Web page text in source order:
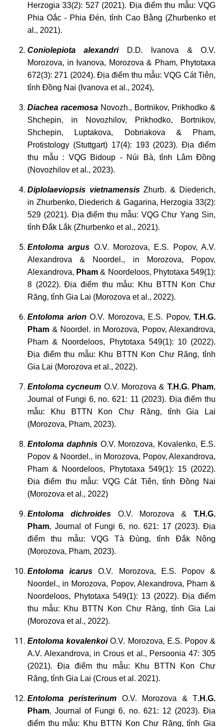
Herzogia 33(2): 527 (2021). Địa điểm thu mẫu: VQG
Phia Oắc - Phia Đén, tỉnh Cao Bằng (Zhurbenko et
al., 2021).
Coniolepiota alexandriD.D. Ivanova & O.V.
Morozova, in Ivanova, Morozova & Pham, Phytotaxa
672(3): 271 (2024). Địa điểm thu mẫu: VQG Cát Tiên,
tỉnh Đồng Nai (Ivanova et al., 2024),
Diachea racemosa Novozh., Bortnikov, Prikhodko &
Shchepin, in Novozhilov, Prikhodko, Bortnikov,
Shchepin, Luptakova, Dobriakova & Pham,
Protistology (Stuttgart) 17(4): 193 (2023). Địa điểm
thu mẫu : VQG Bidoup - Núi Bà, tỉnh Lâm Đồng
(Novozhilov et al., 2023).
Diplolaeviopsis vietnamensisZhurb. & Diederich,
in Zhurbenko, Diederich & Gagarina, Herzogia 33(2):
529 (2021). Địa điểm thu mẫu: VQG Chư Yang Sin,
tỉnh Đắk Lắk (Zhurbenko et al., 2021).
Entoloma argus O.V. Morozova, E.S. Popov, A.V.
Alexandrova & Noordel., in Morozova, Popov,
Alexandrova, Pham & Noordeloos, Phytotaxa 549(1):
8 (2022). Địa điểm thu mẫu: Khu BTTN Kon Chư
Răng, tỉnh Gia Lai (Morozova et al., 2022).
Entoloma arion O.V. Morozova, E.S. Popov, T.H.G.
Pham & Noordel. in Morozova, Popov, Alexandrova,
Pham & Noordeloos, Phytotaxa 549(1): 10 (2022).
Địa điểm thu mẫu: Khu BTTN Kon Chư Răng, tỉnh
Gia Lai (Morozova et al., 2022).
Entoloma cycneum O.V. Morozova & T.H.G. Pham,
Journal of Fungi 6, no. 621: 11 (2023). Địa điểm thu
mẫu: Khu BTTN Kon Chư Răng, tỉnh Gia Lai
(Morozova, Pham, 2023).
Entoloma daphnisO.V. Morozova, Kovalenko, E.S.
Popov & Noordel., in Morozova, Popov, Alexandrova,
Pham & Noordeloos, Phytotaxa 549(1): 15 (2022).
Địa điểm thu mẫu: VQG Cát Tiên, tỉnh Đồng Nai
(Morozova et al., 2022)
Entoloma dichroidesO.V. Morozova &T.H.G.
Pham, Journal of Fungi 6, no. 621: 17 (2023). Địa
điểm thu mẫu: VQG Tà Đùng, tỉnh Đắk Nông
(Morozova, Pham, 2023).
Entoloma icarus O.V. Morozova, E.S. Popov &
Noordel., in Morozova, Popov, Alexandrova, Pham &
Noordeloos, Phytotaxa 549(1): 13 (2022). Địa điểm
thu mẫu: Khu BTTN Kon Chư Răng, tỉnh Gia Lai
(Morozova et al., 2022).
Entoloma kovalenkoiO.V. Morozova, E.S. Popov &
A.V. Alexandrova, in Crous et al., Persoonia 47: 305
(2021). Địa điểm thu mẫu: Khu BTTN Kon Chư
Răng, tỉnh Gia Lai (Crous et al. 2021).
Entoloma peristerinum O.V. Morozova & T.H.G.
Pham, Journal of Fungi 6, no. 621: 12 (2023). Địa
điểm thu mẫu: Khu BTTN Kon Chư Răng, tỉnh Gia